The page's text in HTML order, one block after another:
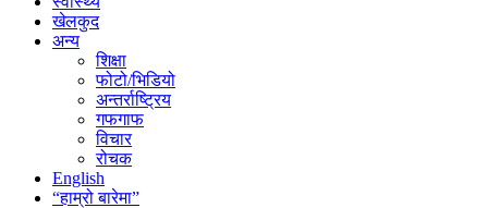
खेलकुद
अन्य
शिक्षा
फोटो/भिडियो
अन्तर्राष्ट्रिय
गफगाफ
विचार
रोचक
English
“हाम्रो बारेमा”